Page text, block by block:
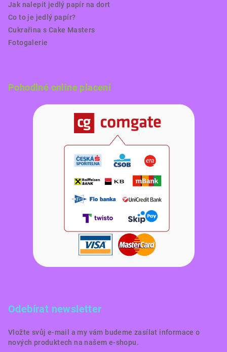
Jak nalepit jedlý papír na dort
Co to je jedlý papír?
Cukrařina s Cake Masters
Fotogalerie
Pohodlné online placení
Odebírat newsletter
Vložte svůj e-mail a my vám budeme zasílat informace o
nových produktech na našem e-shopu.